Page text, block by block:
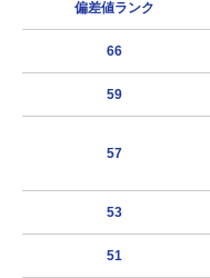
偏差値ランク
66
59
57
53
51